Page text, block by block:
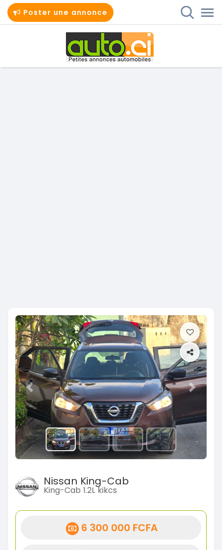
Poster une annonce
Previous Next
Nissan King-Cab
King-Cab 1.2L kikcs
6 300 000 FCFA